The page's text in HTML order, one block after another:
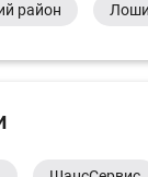
район